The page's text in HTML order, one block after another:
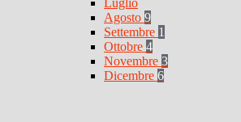
Luglio
Agosto 9
Settembre 1
Ottobre 4
Novembre 3
Dicembre 6